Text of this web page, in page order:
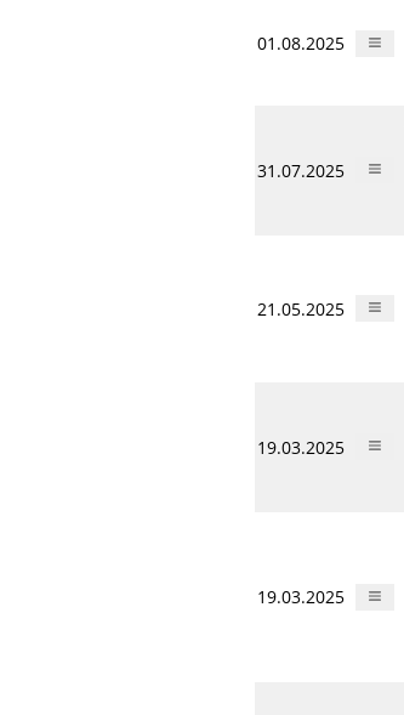
01.08.2025
31.07.2025
21.05.2025
19.03.2025
19.03.2025